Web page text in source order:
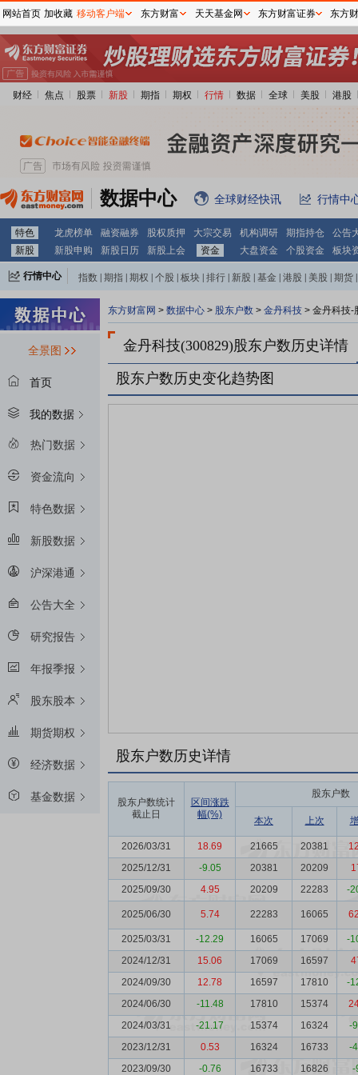
财经 焦点 股票 新股 期指 期权 行情 数据 全球 美股 港股
数据中心 全球财经快讯 行情中
特色 龙虎榜单 融资融券 股权质押 大宗交易 机构调研 期指持仓
公告
新股
新股申购 新股日历 新股上会 资金 大盘资金 个股资金 板块
行情中心 指数 期指 期权 个股 板块 排行 新股 基金 港股 美股 期货
全景图
首页
我的数据
热门数据
资金流向
特色数据
新股数据
沪深港通
公告大全
研究报告
年报季报
股东股本
期货期权
经济数据
基金数据
东方财富网 > 数据中心 > 股东户数 > 金丹科技 > 金丹科技-
金丹科技(300829)股东户数历史详情
股东户数历史变化趋势图
股东户数历史详情
股东户数统计
截止日
区间涨跌
幅(%)
股东户数
本次 上次
2026/03/31 18.69 21665 20381
2025/12/31
-9.05 20381 20209
2025/09/30
4.95 20209 22283 -
2025/06/30 5.74 22283 16065
2025/03/31 -12.29 16065 17069
-
2024/12/31
15.06 17069 16597
2024/09/30
12.78 16597 17810
-
2024/06/30
-11.48 17810 15374
2024/03/31
-21.17 15374 16324
-
2023/12/31
0.53 16324 16733
-
2023/09/30
-0.76 16733 16826
-
网站首页 加收藏 移动客户端 东方财富 天天基金网 东方财富证券 东方